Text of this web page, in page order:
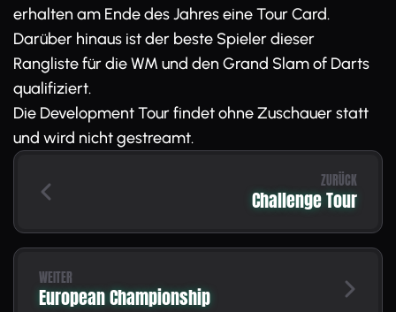
erhalten am Ende des Jahres eine Tour Card.
Darüber hinaus ist der beste Spieler dieser
Rangliste für die WM und den Grand Slam of Darts
qualifiziert.
Die Development Tour findet ohne Zuschauer statt
und wird nicht gestreamt.
ZURÜCK
Challenge Tour
WEITER
European Championship